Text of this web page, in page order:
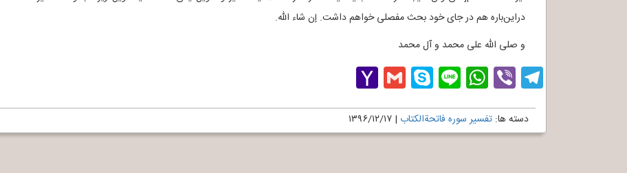
دراین‌باره هم در جای خود بحث مفصلی خواهم داشت. إن شاء الله.
و صلی الله علی محمد و آل محمد
Telegram
Viber
WhatsApp
Line
Skype
Gmail
Mail
دسته ها: تفسیر سوره فاتحةالکتاب | ۱۳۹۶/۱۲/۱۷